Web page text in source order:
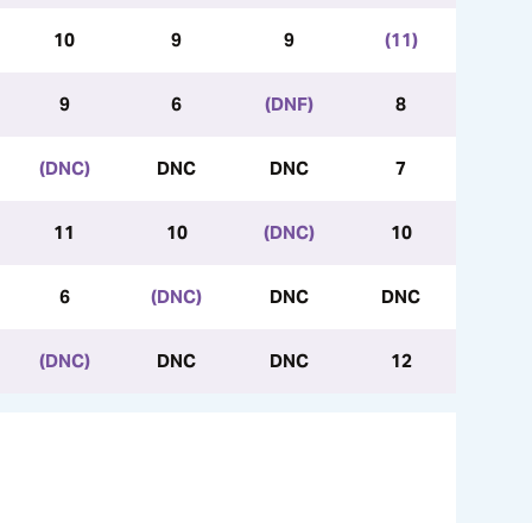
10 9 9 (11)
9 6 (DNF) 8
(DNC) DNC DNC 7
11 10 (DNC) 10
6 (DNC) DNC DNC
(DNC) DNC DNC 12